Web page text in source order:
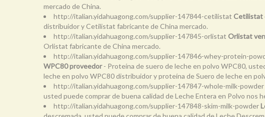
mercado de China.
http://italian.yidahuagong.com/supplier-147844-cetilistat Cetilistat
distribuidor y Cetilistat fabricante de China mercado.
http://italian.yidahuagong.com/supplier-147845-orlistat Orlistat
Orlistat fabricante de China mercado.
http://italian.yidahuagong.com/supplier-147846-whey-protein-
WPC80 proveedor- Proteína de suero de leche en polvo WPC80,
leche en polvo WPC80 distribuidor y proteína de Suero de leche en
http://italian.yidahuagong.com/supplier-147847-whole-milk-powder
usted puede comprar de buena calidad de Leche Entera en Polvo nos
http://italian.yidahuagong.com/supplier-147848-skim-milk-powder